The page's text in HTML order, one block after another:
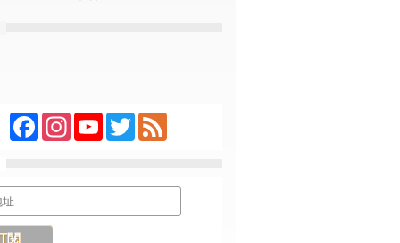
FacebookInstagramYouTubeTwitterFeed